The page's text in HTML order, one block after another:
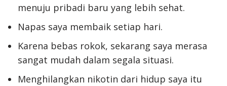
menuju pribadi baru yang lebih sehat.
Napas saya membaik setiap hari.
Karena bebas rokok, sekarang saya merasa
sangat mudah dalam segala situasi.
Menghilangkan nikotin dari hidup saya itu